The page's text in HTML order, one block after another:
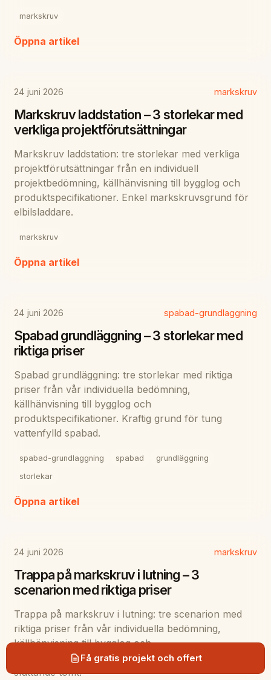
markskruv
Öppna artikel
24 juni 2026 markskruv
Markskruv laddstation – 3 storlekar med
verkliga projektförutsättningar
Markskruv laddstation: tre storlekar med verkliga
projektförutsättningar från en individuell
projektbedömning, källhänvisning till bygglog och
produktspecifikationer. Enkel markskruvsgrund för
elbilsladdare.
markskruv
Öppna artikel
24 juni 2026 spabad-grundlaggning
Spabad grundläggning – 3 storlekar med
riktiga priser
Spabad grundläggning: tre storlekar med riktiga
priser från vår individuella bedömning,
källhänvisning till bygglog och
produktspecifikationer. Kraftig grund för tung
vattenfylld spabad.
spabad-grundlaggning spabad grundläggning
storlekar
Öppna artikel
24 juni 2026 markskruv
Trappa på markskruv i lutning – 3
scenarion med riktiga priser
Trappa på markskruv i lutning: tre scenarion med
riktiga priser från vår individuella bedömning,
källhänvisning till bygglog och
produktspecifikationer. Justerbar grund för
sluttande tomt.
Få gratis projekt och offert